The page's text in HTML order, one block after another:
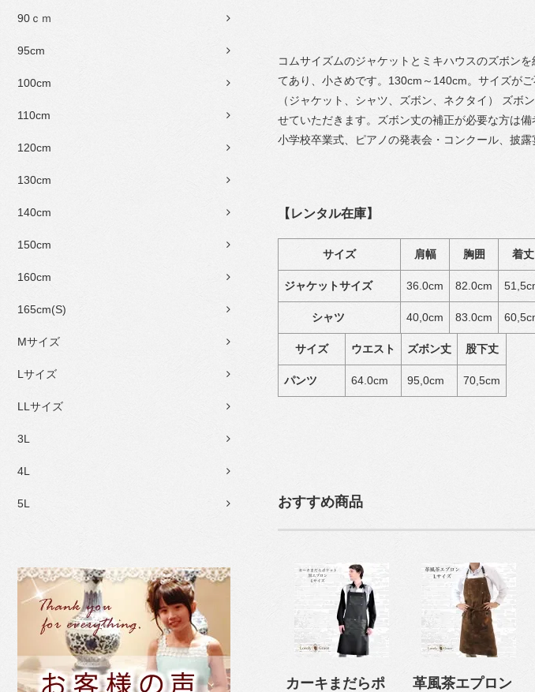
90ｃｍ
95cm
100cm
110cm
120cm
130cm
140cm
150cm
160cm
165cm(S)
Mサイズ
Lサイズ
LLサイズ
3L
4L
5L
コムサイズムのジャケットとミキハウスのズボン
てあり、小さめです。130cm～140cm。サイズが
（ジャケット、シャツ、ズボン、ネクタイ） ズ
せていただきます。ズボン丈の補正が必要な方は
小学校卒業式、ピアノの発表会・コンクール、披
【レンタル在庫】
サイズ 肩幅 胸囲 着丈
ジャケットサイズ 36.0cm 82.0cm
シャツ 40,0cm 83.0cm
サイズ ウエスト ズボン丈 股下丈
パンツ 64.0cm 95,0cm 70,5cm
おすすめ商品
カーキまだらポ
革風茶エプロン